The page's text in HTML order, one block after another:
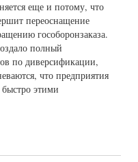
еще и потому, что
переоснащение
гособоронзаказа.
полный
по диверсификации,
что предприятия
этими